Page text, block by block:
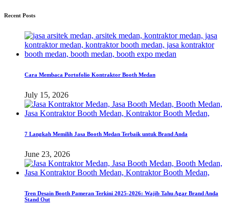
Recent Posts
Cara Membaca Portofolio Kontraktor Booth Medan
July 15, 2026
7 Langkah Memilih Jasa Booth Medan Terbaik untuk Brand Anda
June 23, 2026
Tren Desain Booth Pameran Terkini 2025-2026: Wajib Tahu Agar Brand Anda
Stand Out